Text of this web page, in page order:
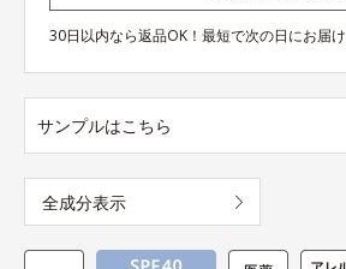
30日以内なら返品OK！最短で次の日にお届け
サンプルはこちら
全成分表示